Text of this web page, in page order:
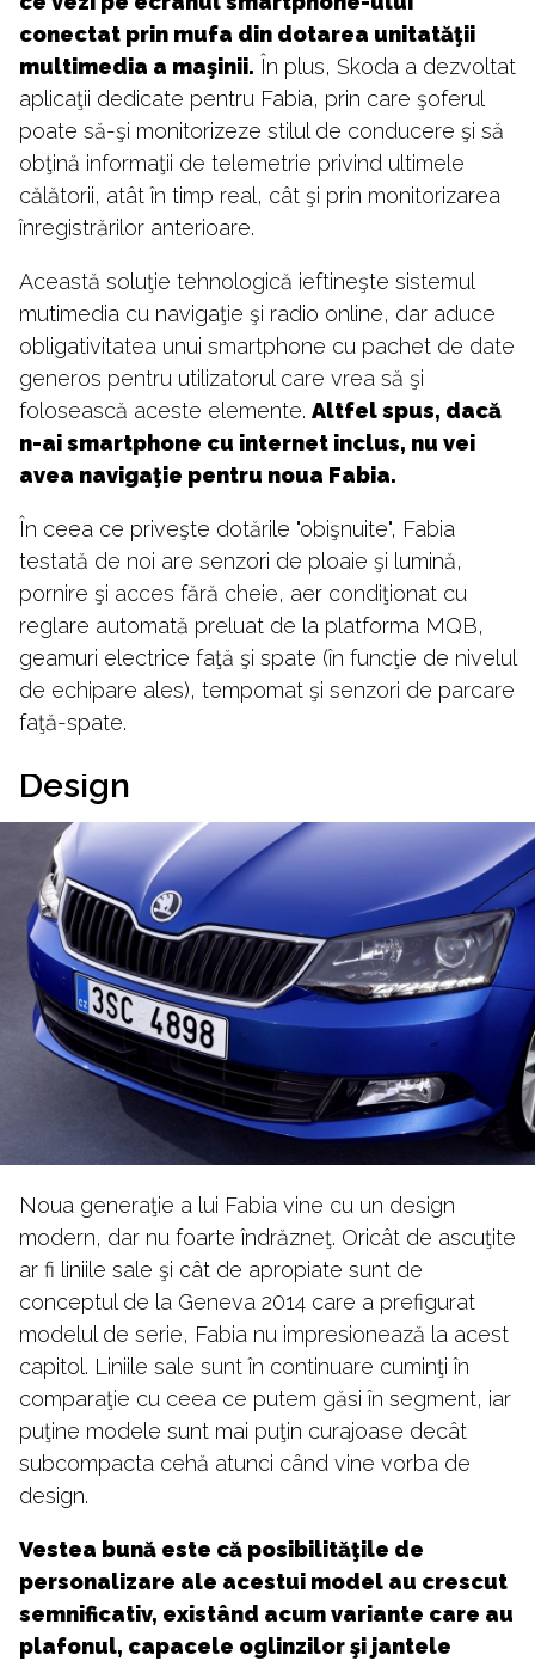
conectat prin mufa din dotarea unitatăţii
multimedia a maşinii. În plus, Skoda a dezvoltat
aplicaţii dedicate pentru Fabia, prin care şoferul
poate să-şi monitorizeze stilul de conducere şi să
obţină informaţii de telemetrie privind ultimele
călătorii, atât în timp real, cât şi prin monitorizarea
înregistrărilor anterioare.
Această soluţie tehnologică ieftineşte sistemul
mutimedia cu navigaţie şi radio online, dar aduce
obligativitatea unui smartphone cu pachet de date
generos pentru utilizatorul care vrea să şi
folosească aceste elemente. Altfel spus, dacă
n-ai smartphone cu internet inclus, nu vei
avea navigaţie pentru noua Fabia.
În ceea ce priveşte dotările "obişnuite", Fabia
testată de noi are senzori de ploaie şi lumină,
pornire şi acces fără cheie, aer condiţionat cu
reglare automată preluat de la platforma MQB,
geamuri electrice faţă şi spate (în funcţie de nivelul
de echipare ales), tempomat şi senzori de parcare
faţă-spate.
Design
Noua generaţie a lui Fabia vine cu un design
modern, dar nu foarte îndrăzneţ. Oricât de ascuţite
ar fi liniile sale şi cât de apropiate sunt de
conceptul de la Geneva 2014 care a prefigurat
modelul de serie, Fabia nu impresionează la acest
capitol. Liniile sale sunt în continuare cuminţi în
comparaţie cu ceea ce putem găsi în segment, iar
puţine modele sunt mai puţin curajoase decât
subcompacta cehă atunci când vine vorba de
design.
Vestea bună este că posibilităţile de
personalizare ale acestui model au crescut
semnificativ, existând acum variante care au
plafonul, capacele oglinzilor şi jantele